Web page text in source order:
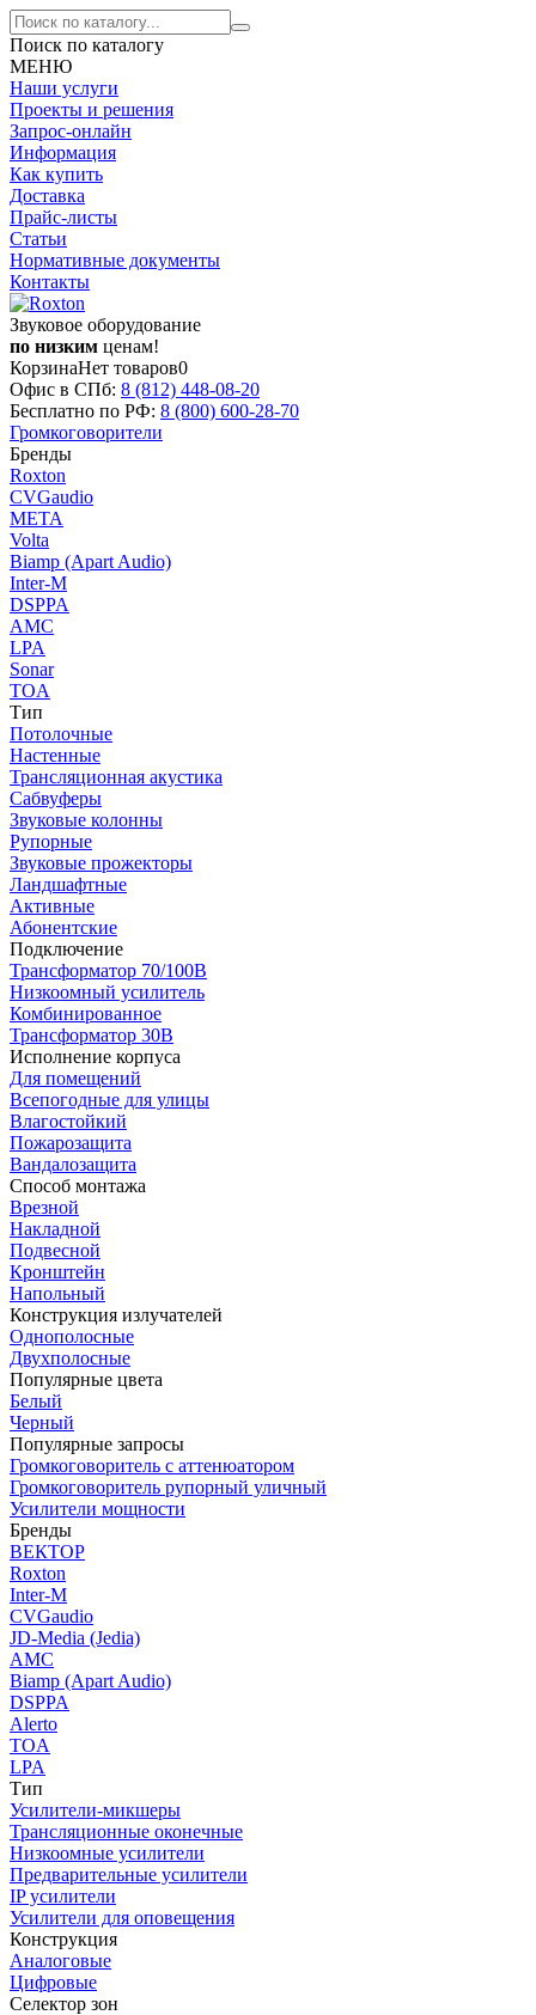
Поиск по каталогу
МЕНЮ
Наши услуги
Проекты и решения
Запрос-онлайн
Информация
Как купить
Доставка
Прайс-листы
Статьи
Нормативные документы
Контакты
Звуковое оборудование
по низким ценам!
КорзинаНет товаров0
Офис в СПб: 8 (812) 448-08-20
Бесплатно по РФ: 8 (800) 600-28-70
Громкоговорители
Бренды
Roxton
CVGaudio
МЕТА
Volta
Biamp (Apart Audio)
Inter-M
DSPPA
AMC
LPA
Sonar
TOA
Тип
Потолочные
Настенные
Трансляционная акустика
Сабвуферы
Звуковые колонны
Рупорные
Звуковые прожекторы
Ландшафтные
Активные
Абонентские
Подключение
Трансформатор 70/100В
Низкоомный усилитель
Комбинированное
Трансформатор 30В
Исполнение корпуса
Для помещений
Всепогодные для улицы
Влагостойкий
Пожарозащита
Вандалозащита
Способ монтажа
Врезной
Накладной
Подвесной
Кронштейн
Напольный
Конструкция излучателей
Однополосные
Двухполосные
Популярные цвета
Белый
Черный
Популярные запросы
Громкоговоритель с аттенюатором
Громкоговоритель рупорный уличный
Усилители мощности
Бренды
ВЕКТОР
Roxton
Inter-M
CVGaudio
JD-Media (Jedia)
AMC
Biamp (Apart Audio)
DSPPA
Alerto
TOA
LPA
Тип
Усилители-микшеры
Трансляционные оконечные
Низкоомные усилители
Предварительные усилители
IP усилители
Усилители для оповещения
Конструкция
Аналоговые
Цифровые
Селектор зон